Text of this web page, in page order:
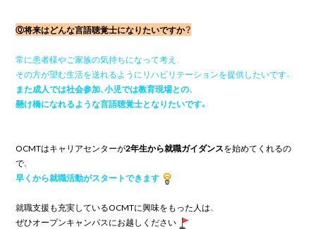
Ⓠ将来はどんな言語聴覚士になりたいですか？
常に患者様やご家族の気持ちになって考え、
その方が望む生活を送れるようにリハビリテーションを提供したいです。
また成人では社会参加、小児では教育現場との、
懸け橋になれるような言語聴覚士となりたいです。
OCMTはキャリアセンターが2年生から就職ガイダンスを始めてくれるの
早くから就職活動がスタートできます
就職支援も充実しているOCMTに興味をもった人は、
ぜひオープンキャンパスにお越しください